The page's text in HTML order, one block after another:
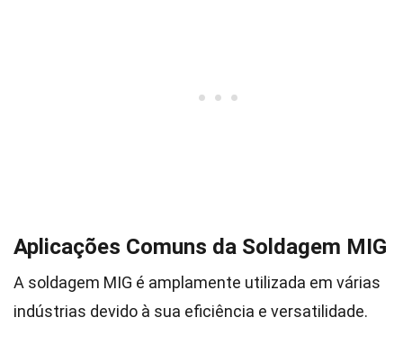
Aplicações Comuns da Soldagem MIG
A soldagem MIG é amplamente utilizada em várias
indústrias devido à sua eficiência e versatilidade.